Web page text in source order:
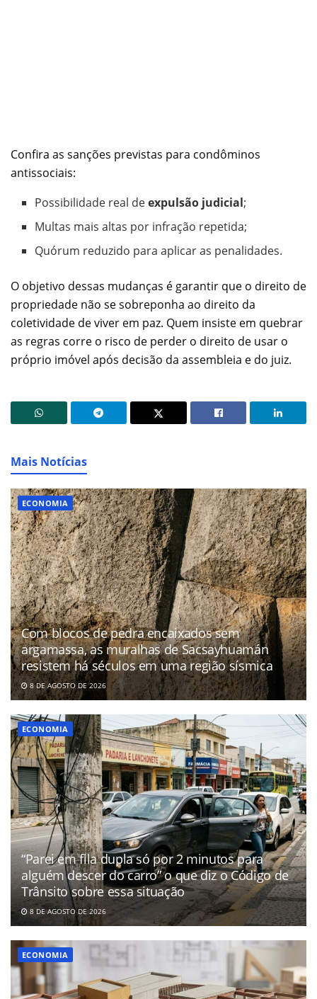
Confira as sanções previstas para condôminos
antissociais:
Possibilidade real deexpulsão judicial;
Multas mais altas por infração repetida;
Quórum reduzido para aplicar as penalidades.
O objetivo dessas mudanças é garantir que o direito de
propriedade não se sobreponha ao direito da
coletividade de viver em paz. Quem insiste em quebrar
as regras corre o risco de perder o direito de usar o
próprio imóvel após decisão da assembleia e do juiz.
Mais Notícias
ECONOMIA
Com blocos de pedra encaixados sem
argamassa, as muralhas de Sacsayhuamán
resistem há séculos em uma região sísmica
8 DE AGOSTO DE 2026
ECONOMIA
“Parei em fila dupla só por 2 minutos para
alguém descer do carro” o que diz o Código de
Trânsito sobre essa situação
8 DE AGOSTO DE 2026
ECONOMIA